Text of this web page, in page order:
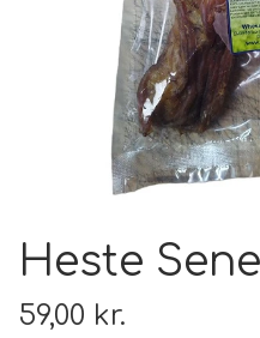
FODER
Heste
59,00 kr.